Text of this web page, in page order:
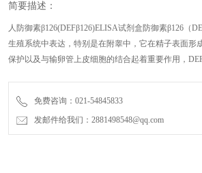
简要描述：
人防御素β126(DEFβ126)ELISA试剂盒防御素β126（
生殖系统中表达，特别是在附睾中，它在精子表面形
保护以及与输卵管上皮细胞的结合起着重要作用，
免费咨询：021-54845833
发邮件给我们：2881498548@qq.com